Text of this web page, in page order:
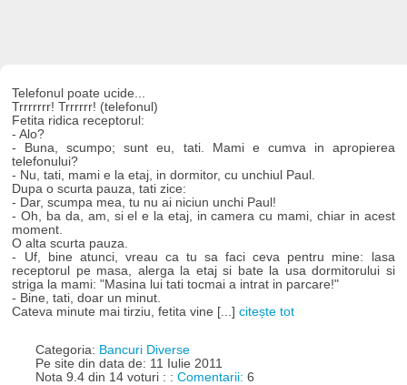
Telefonul poate ucide...
Trrrrrrr! Trrrrrr! (telefonul)
Fetita ridica receptorul:
- Alo?
- Buna, scumpo; sunt eu, tati. Mami e cumva in apropierea
telefonului?
- Nu, tati, mami e la etaj, in dormitor, cu unchiul Paul.
Dupa o scurta pauza, tati zice:
- Dar, scumpa mea, tu nu ai niciun unchi Paul!
- Oh, ba da, am, si el e la etaj, in camera cu mami, chiar in acest
moment.
O alta scurta pauza.
- Uf, bine atunci, vreau ca tu sa faci ceva pentru mine: lasa
receptorul pe masa, alerga la etaj si bate la usa dormitorului si
striga la mami: "Masina lui tati tocmai a intrat in parcare!"
- Bine, tati, doar un minut.
Cateva minute mai tirziu, fetita vine [...]citește tot
Categoria: Bancuri Diverse
Pe site din data de: 11 Iulie 2011
Nota 9.4 din 14 voturi : : Comentarii: 6